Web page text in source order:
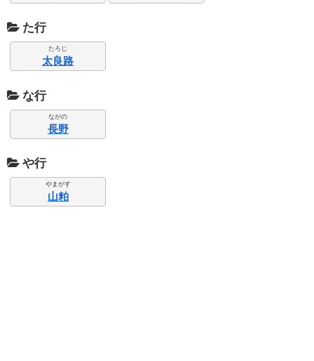
た行
たろじ
太良路
な行
ながの
長野
や行
やまがす
山粕